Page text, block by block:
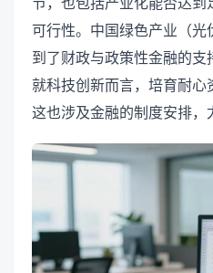
可行性。中国绿色产业（
到了财政与政策性金融的支
就科技创新而言，培育耐心
这也涉及金融的制度安排，